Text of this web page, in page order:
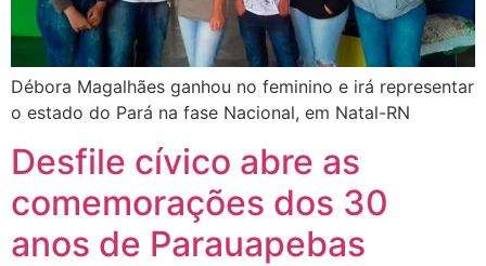
Débora Magalhães ganhou no feminino e irá representar
o estado do Pará na fase Nacional, em Natal-RN
Desfile cívico abre as
comemorações dos 30
anos de Parauapebas